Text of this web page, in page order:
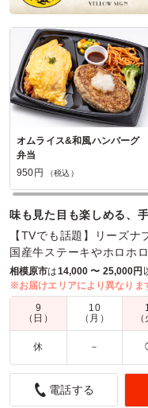
オムライス&和風ハンバーグ
弁当
950円
（税込）
味も見た目も楽しめる、
【TVでも話題】リーズ
国産牛ステーキやホロホ
風御膳や二段重までどん
商品数： 34 締切日時： 1日
配達時間：
10:00～16:00
急ぎの大量注文が可能
5.0 南関東日野自
職場の会議で、急遽お
相模原市は14,000 〜 25,000円
※お届けエリアにより異なりま
9
（日）
10
（月）
休 －
電話する